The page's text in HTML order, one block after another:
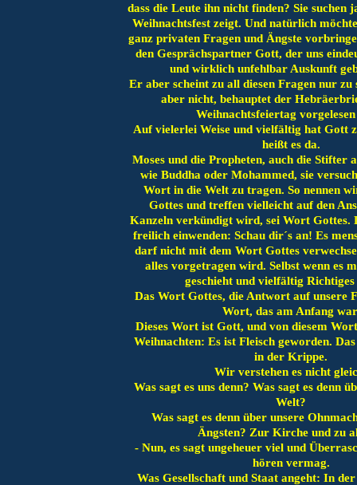
dass die Leute ihn nicht finden? Sie suchen
Weihnachtsfest zeigt. Und natürlich
ganz privaten Fragen und Ängste
den Gesprächspartner Gott, der uns
und wirklich unfehlbar Auskunft
Er aber scheint zu all diesen Fragen nur zu
aber nicht, behauptet der
Weihnachtsfeiertag
Auf vielerlei Weise und vielfältig hat Gott
heißt es da.
Moses und die Propheten, auch die Stifter
wie Buddha oder Mohammed, sie
Wort in die Welt zu tragen. So nennen
Gottes und treffen vielleicht auf den
Kanzeln verkündigt wird, sei Wort Gottes.
freilich einwenden: Schau dir´s an! Es
darf nicht mit dem Wort Gottes
alles vorgetragen wird. Selbst wenn es
geschieht und vielfältig
Das Wort Gottes, die Antwort auf unsere
Wort, das am Anfang
Dieses Wort ist Gott, und von diesem
Weihnachten: Es ist Fleisch geworden.
in der Krippe.
Wir verstehen es nicht
Was sagt es uns denn? Was sagt es denn
Welt?
Was sagt es denn über unsere
Ängsten? Zur Kirche und zu
- Nun, es sagt ungeheuer viel und
hören vermag.
Was Gesellschaft und Staat angeht: In